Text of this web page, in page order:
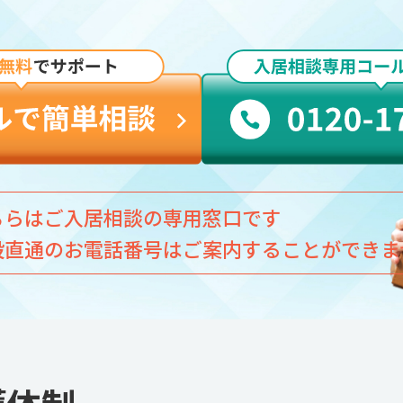
はご入居相談の専用窓口です
通のお電話番号はご案内することができ